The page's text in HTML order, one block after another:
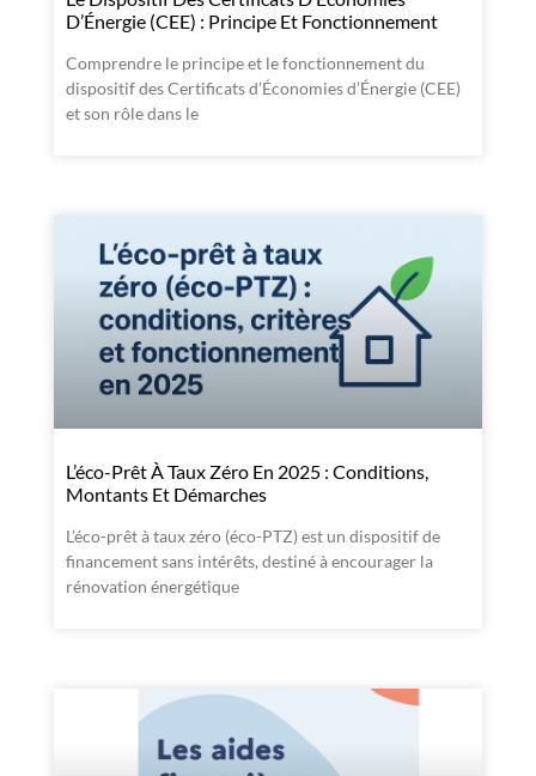
D’Énergie (CEE) : Principe Et Fonctionnement
Comprendre le principe et le fonctionnement du
dispositif des Certificats d’Économies d’Énergie (CEE)
et son rôle dans le
L’éco-Prêt À Taux Zéro En 2025 : Conditions,
Montants Et Démarches
L’éco-prêt à taux zéro (éco-PTZ) est un dispositif de
financement sans intérêts, destiné à encourager la
rénovation énergétique